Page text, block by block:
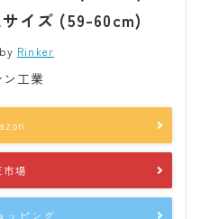
イズ (59-60cm)
Rinker
工業
市場
ッピング